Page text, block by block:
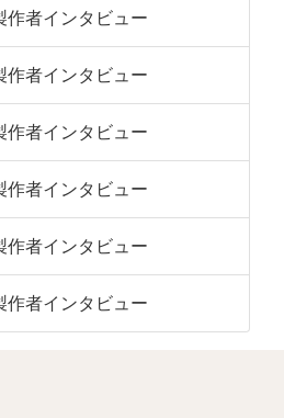
者インタビュー
者インタビュー
者インタビュー
者インタビュー
者インタビュー
者インタビュー